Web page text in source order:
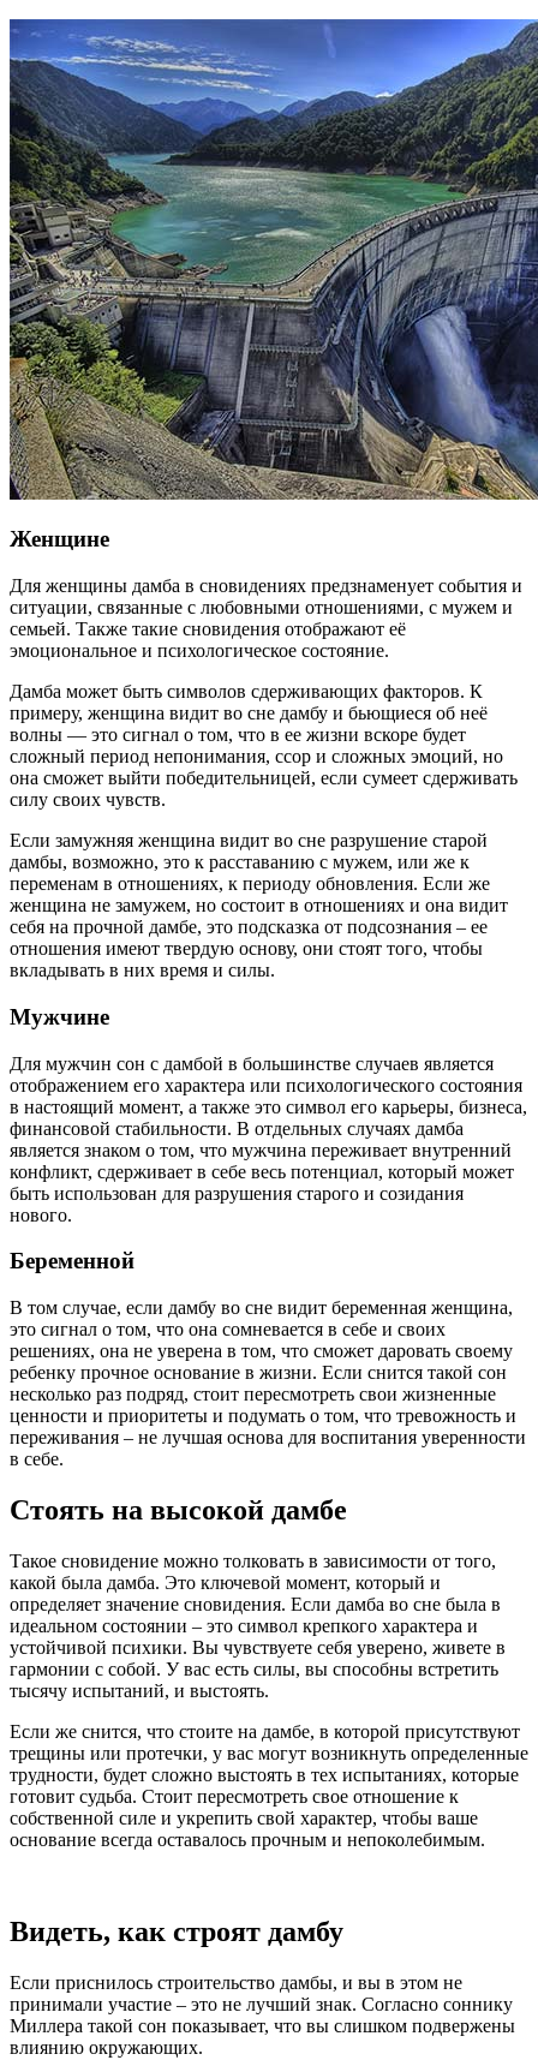
Женщине
Для женщины дамба в сновидениях предзнаменует события и
ситуации, связанные с любовными отношениями, с мужем и
семьей. Также такие сновидения отображают её
эмоциональное и психологическое состояние.
Дамба может быть символов сдерживающих факторов. К
примеру, женщина видит во сне дамбу и бьющиеся об неё
волны — это сигнал о том, что в ее жизни вскоре будет
сложный период непонимания, ссор и сложных эмоций, но
она сможет выйти победительницей, если сумеет сдерживать
силу своих чувств.
Если замужняя женщина видит во сне разрушение старой
дамбы, возможно, это к расставанию с мужем, или же к
переменам в отношениях, к периоду обновления. Если же
женщина не замужем, но состоит в отношениях и она видит
себя на прочной дамбе, это подсказка от подсознания – ее
отношения имеют твердую основу, они стоят того, чтобы
вкладывать в них время и силы.
Мужчине
Для мужчин сон с дамбой в большинстве случаев является
отображением его характера или психологического состояния
в настоящий момент, а также это символ его карьеры, бизнеса,
финансовой стабильности. В отдельных случаях дамба
является знаком о том, что мужчина переживает внутренний
конфликт, сдерживает в себе весь потенциал, который может
быть использован для разрушения старого и созидания
нового.
Беременной
В том случае, если дамбу во сне видит беременная женщина,
это сигнал о том, что она сомневается в себе и своих
решениях, она не уверена в том, что сможет даровать своему
ребенку прочное основание в жизни. Если снится такой сон
несколько раз подряд, стоит пересмотреть свои жизненные
ценности и приоритеты и подумать о том, что тревожность и
переживания – не лучшая основа для воспитания уверенности
в себе.
Стоять на высокой дамбе
Такое сновидение можно толковать в зависимости от того,
какой была дамба. Это ключевой момент, который и
определяет значение сновидения. Если дамба во сне была в
идеальном состоянии – это символ крепкого характера и
устойчивой психики. Вы чувствуете себя уверено, живете в
гармонии с собой. У вас есть силы, вы способны встретить
тысячу испытаний, и выстоять.
Если же снится, что стоите на дамбе, в которой присутствуют
трещины или протечки, у вас могут возникнуть определенные
трудности, будет сложно выстоять в тех испытаниях, которые
готовит судьба. Стоит пересмотреть свое отношение к
собственной силе и укрепить свой характер, чтобы ваше
основание всегда оставалось прочным и непоколебимым.
Видеть, как строят дамбу
Если приснилось строительство дамбы, и вы в этом не
принимали участие – это не лучший знак. Согласно соннику
Миллера такой сон показывает, что вы слишком подвержены
влиянию окружающих.